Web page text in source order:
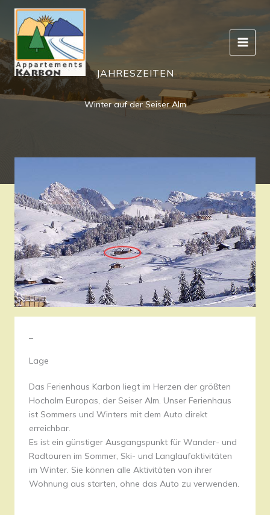
Zum
springen
JAHRESZEITEN
Winter auf der Seiser Alm
–
Lage
Das Ferienhaus Karbon liegt im Herzen der größten
Hochalm Europas, der Seiser Alm. Unser Ferienhaus
ist Sommers und Winters mit dem Auto direkt
erreichbar.
Es ist ein günstiger Ausgangspunkt für Wander- und
Radtouren im Sommer, Ski- und Langlaufaktivitäten
im Winter. Sie können alle Aktivitäten von ihrer
Wohnung aus starten, ohne das Auto zu verwenden.